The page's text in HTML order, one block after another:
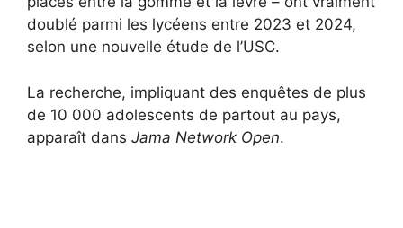
doublé parmi les lycéens entre 2023 et 2024,
selon une nouvelle étude de l’USC.
La recherche, impliquant des enquêtes de plus
de 10 000 adolescents de partout au pays,
apparaît dans Jama Network Open.